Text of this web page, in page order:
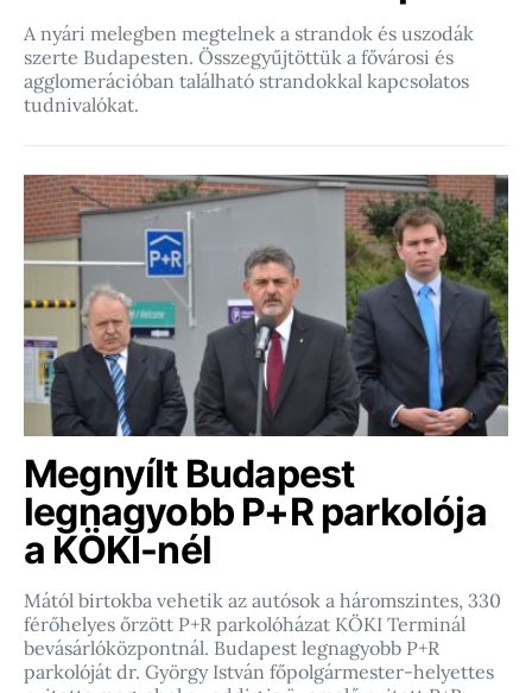
A nyári melegben megtelnek a strandok és uszodák
szerte Budapesten. Összegyűjtöttük a fővárosi és
agglomerációban található strandokkal kapcsolatos
tudnivalókat.
Megnyílt Budapest
legnagyobb P+R parkolója
a KÖKI-nél
Mától birtokba vehetik az autósok a háromszintes, 330
férőhelyes őrzött P+R parkolóházat KÖKI Terminál
bevásárlóközpontnál. Budapest legnagyobb P+R
parkolóját dr. György István főpolgármester-helyettes